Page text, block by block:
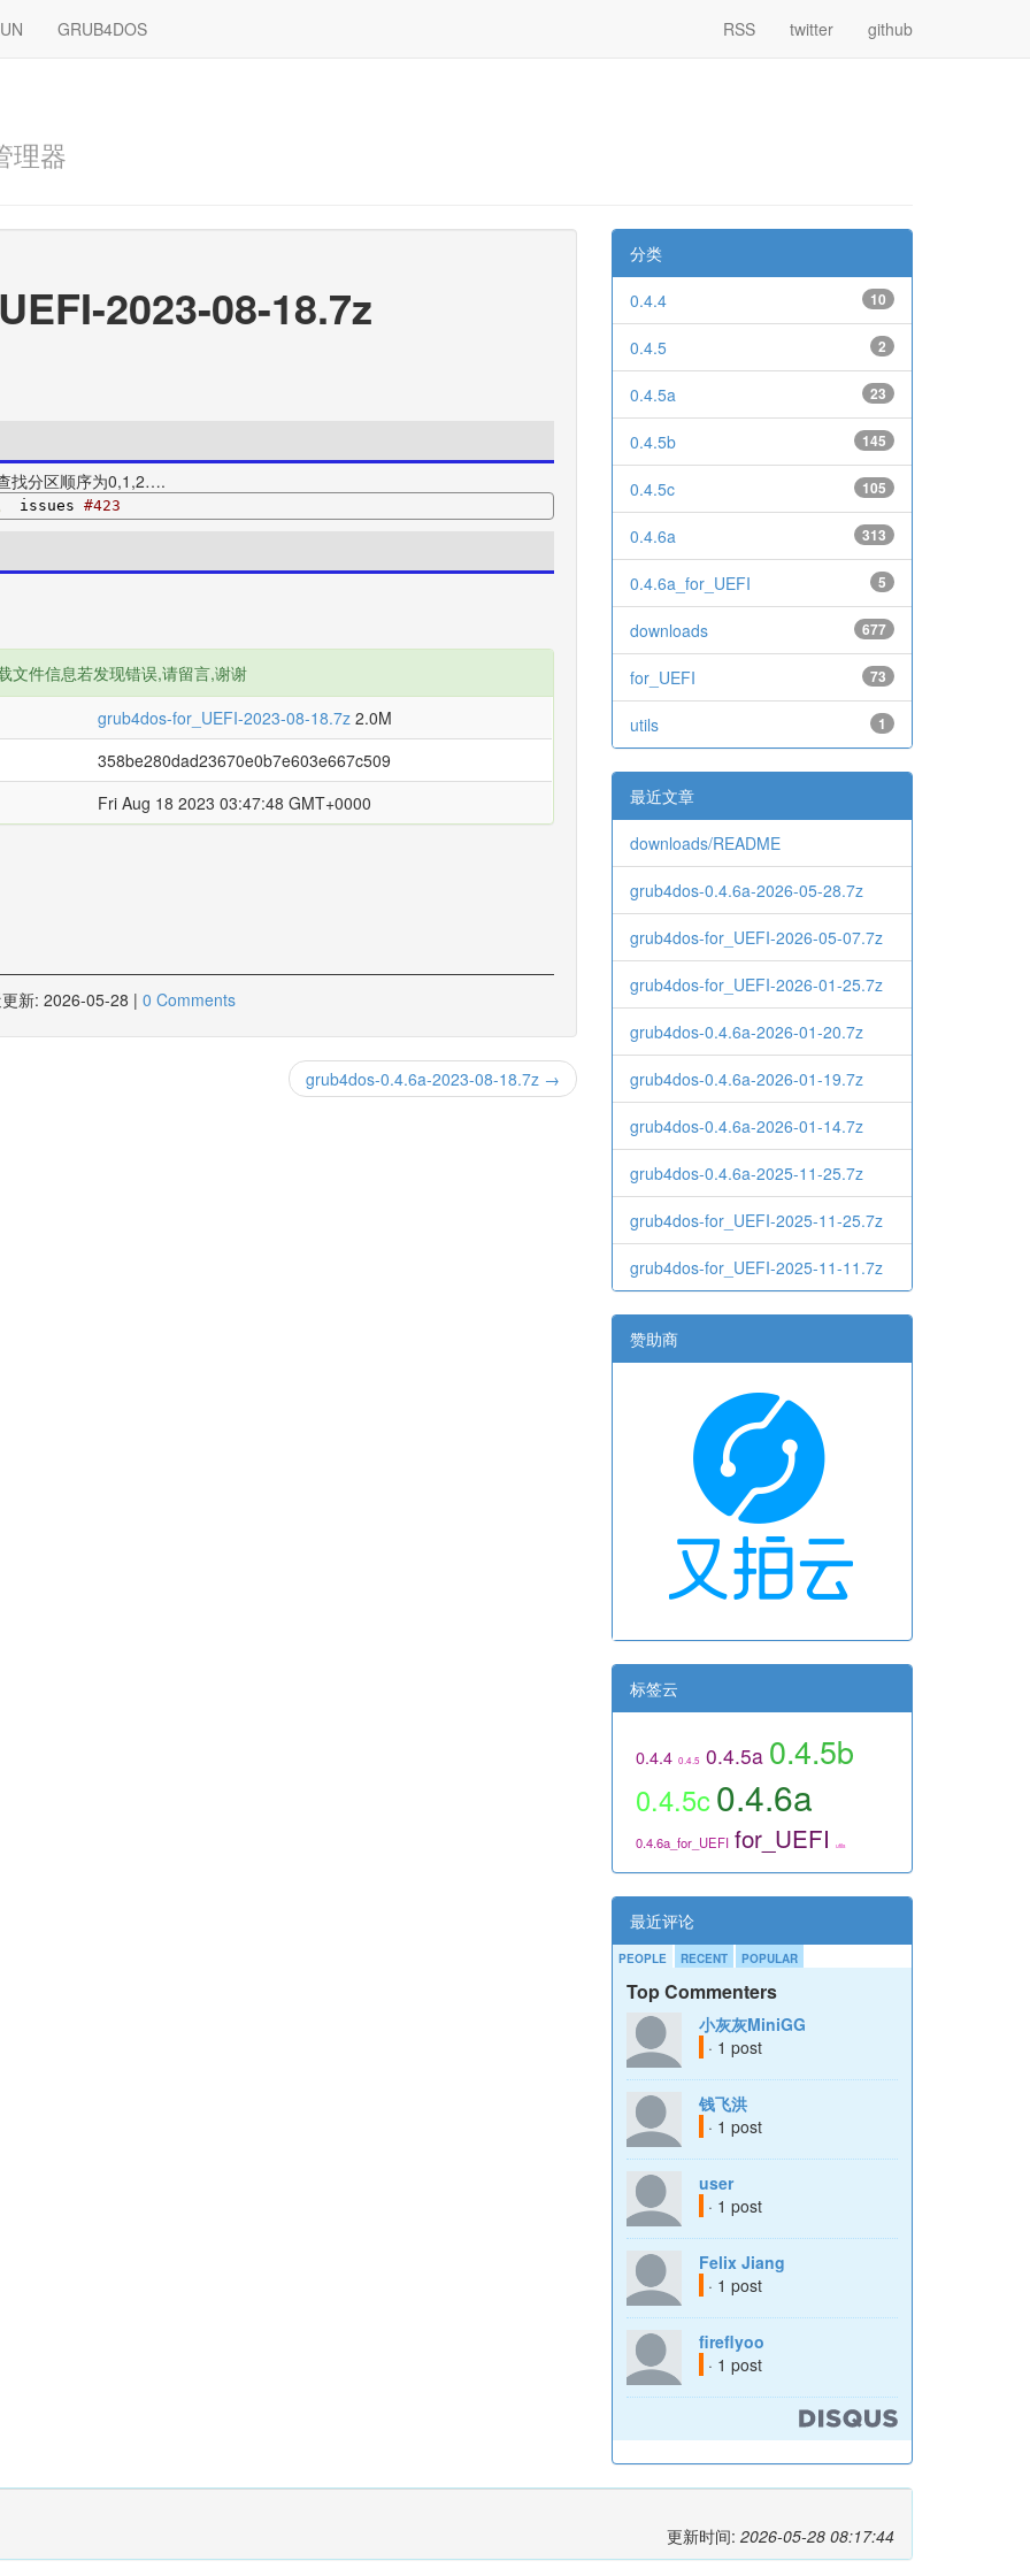
GRUB4DOS RSS twitter github
理器
2023-08-18.7z
找分区顺序为0,1,2….
issues #423
文件信息若发现错误,请留言,谢谢
grub4dos-for_UEFI-2023-08-18.7z 2.0M
358be280dad23670e0b7e603e667c509
Fri Aug 18 2023 03:47:48 GMT+0000
新: 2026-05-28 | 0 Comments
grub4dos-0.4.6a-2023-08-18.7z →
分类
10
0.4.4
2
0.4.5
23
0.4.5a
145
0.4.5b
105
0.4.5c
313
0.4.6a
5
0.4.6a_for_UEFI
677
downloads
73
for_UEFI
1
utils
最近文章
downloads/README
grub4dos-0.4.6a-2026-05-28.7z
grub4dos-for_UEFI-2026-05-07.7z
grub4dos-for_UEFI-2026-01-25.7z
grub4dos-0.4.6a-2026-01-20.7z
grub4dos-0.4.6a-2026-01-19.7z
grub4dos-0.4.6a-2026-01-14.7z
grub4dos-0.4.6a-2025-11-25.7z
grub4dos-for_UEFI-2025-11-25.7z
grub4dos-for_UEFI-2025-11-11.7z
赞助商
标签云
0.4.4 0.4.5 0.4.5a 0.4.5b
0.4.5c0.4.6a
0.4.6a_for_UEFI for_UEFI utils
最近评论
PEOPLE RECENT POPULAR
Top Commenters
小灰灰MiniGG
· 1 post
钱飞洪
· 1 post
user
· 1 post
Felix Jiang
· 1 post
fireflyoo
· 1 post
更新时间: 2026-05-28 08:17:44